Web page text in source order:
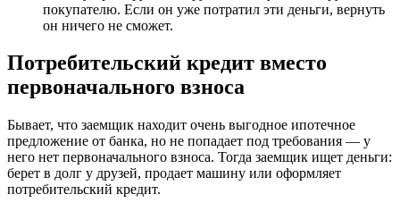
покупателю. Если он уже потратил эти деньги, вернуть
он ничего не сможет.
Потребительский кредит вместо
первоначального взноса
Бывает, что заемщик находит очень выгодное ипотечное
предложение от банка, но не попадает под требования — у
него нет первоначального взноса. Тогда заемщик ищет деньги:
берет в долг у друзей, продает машину или оформляет
потребительский кредит.